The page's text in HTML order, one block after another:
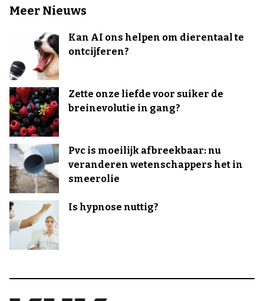
Meer Nieuws
Kan AI ons helpen om dierentaal te
ontcijferen?
Zette onze liefde voor suiker de
breinevolutie in gang?
Pvc is moeilijk afbreekbaar: nu
veranderen wetenschappers het in
smeerolie
Is hypnose nuttig?